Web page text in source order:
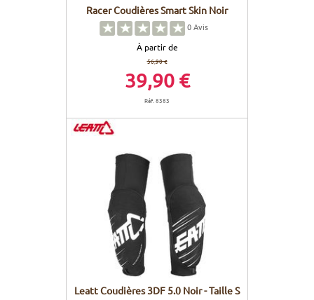
Racer Coudières Smart Skin Noir
0Avis
À partir de
56,90 €
39,90 €
Réf. 8383
Leatt Coudières 3DF 5.0 Noir - Taille S